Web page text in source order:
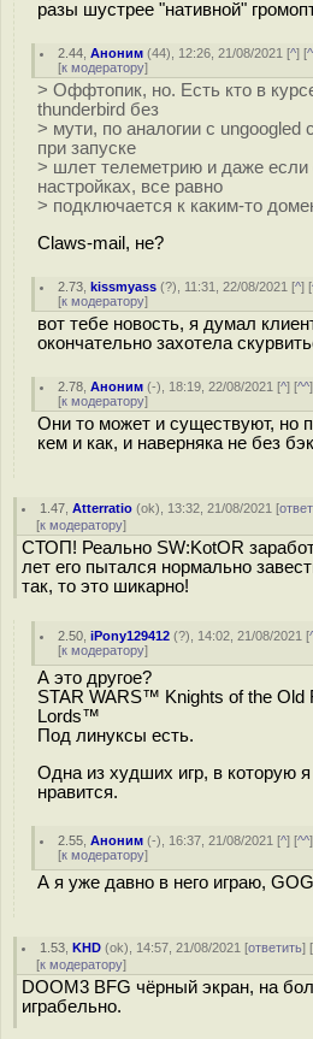
разы шустрее "нативной"
2.44 ,Аноним (44), 12:26, 21/08/2021 [^] [
[к модератору]
> Оффтопик, но. Есть кто в
thunderbird без
> мути, по аналогии с
при запуске
> шлет телеметрию и даже если
настройках, все равно
> подключается к каким-то
Claws-mail, не?
2.73 ,kissmyass (?), 11:31, 22/08/2021 [^] [
[к модератору]
вот тебе новость, я думал
окончательно захотела
2.78 ,Аноним (-), 18:19, 22/08/2021 [^] [^^
[к модератору]
Они то может и существуют, но
кем и как, и наверняка не без
1.47 ,Atterratio (ok), 13:32, 21/08/2021 [
[к модератору]
СТОП! Реально SW:KotOR
лет его пытался нормально
так, то это шикарно!
2.50 ,iPony129412 (?), 14:02, 21/08/2021 [
[к модератору]
А это другое?
STAR WARS™ Knights of the
Lords™
Под линуксы есть.
Одна из худших игр, в которую
нравится.
2.55 ,Аноним (-), 16:37, 21/08/2021 [^] [^^
[к модератору]
А я уже давно в него играю,
1.53 ,KHD (ok), 14:57, 21/08/2021 [ответить] [
[к модератору]
DOOM3 BFG чёрный экран, на
играбельно.